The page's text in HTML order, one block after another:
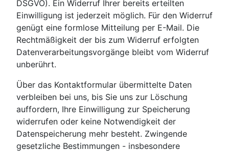
DSGVO). Ein Widerruf Ihrer bereits erteilten
Einwilligung ist jederzeit möglich. Für den Widerruf
genügt eine formlose Mitteilung per E-Mail. Die
Rechtmäßigkeit der bis zum Widerruf erfolgten
Datenverarbeitungsvorgänge bleibt vom Widerruf
unberührt.
Über das Kontaktformular übermittelte Daten
verbleiben bei uns, bis Sie uns zur Löschung
auffordern, Ihre Einwilligung zur Speicherung
widerrufen oder keine Notwendigkeit der
Datenspeicherung mehr besteht. Zwingende
gesetzliche Bestimmungen - insbesondere